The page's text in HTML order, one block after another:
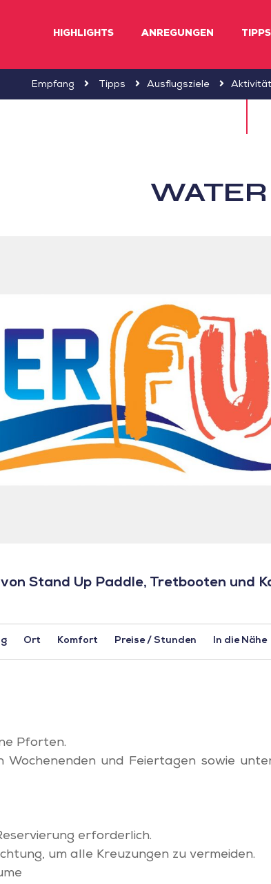
HIGHLIGHTS ANREGUNGEN TIPPS
Empfang Tipps Ausflugsziele
Stand Up Paddle, Tretbooten und
Ort Komfort Preise / Stunden In die Nähe
Pforten.
und Feiertagen sowie
erforderlich.
um alle Kreuzungen zu vermeiden.